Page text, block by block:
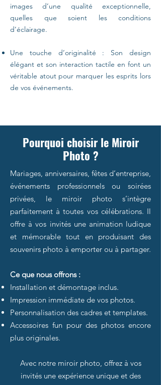
images d’une qualité exceptionnelle,
quelles que soient les conditions
d’éclairage.
Une touche d’originalité : Son design
élégant et son interaction tactile en font un
véritable atout pour marquer les esprits lors
de vos événements.
Pourquoi choisir le Miroir
Photo ?
Mariages, anniversaires, fêtes d’entreprise,
événements professionnels ou soirées
privées, le miroir photo s’intègre
parfaitement à toutes vos célébrations. Il
offre à vos invités une animation ludique
et mémorable tout en produisant des
souvenirs photo à emporter ou à partager.
Ce que nous offrons :
Installation et démontage inclus.
Impression immédiate de vos photos.
Personnalisation des cadres et templates.
Accessoires fun pour des photos encore
plus originales.
Avec notre miroir photo, offrez à vos
invités une expérience unique et des